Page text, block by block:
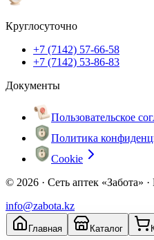
Круглосуточно
+7 (7142) 57-66-58
+7 (7142) 53-86-83
Документы
Пользовательское
Политика
Cookie
© 2026 · Сеть аптек «Забота»
info@zabota.kz
Главная Каталог